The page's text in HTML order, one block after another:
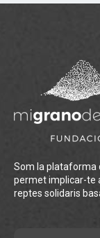
Som la plataforma
permet implicar-te
reptes solidaris